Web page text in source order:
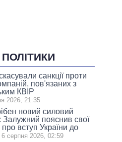
санкції проти
пов'язаних з
КВІР
2026, 21:35
новий силовий
Залужний пояснив свої
вступ України до
6 серпня 2026, 02:59